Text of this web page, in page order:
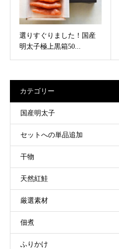
選りすぐりました！国産
明太子極上黒箱50...
カテゴリー
国産明太子
セットへの単品追加
干物
天然紅鮭
厳選素材
佃煮
ふりかけ